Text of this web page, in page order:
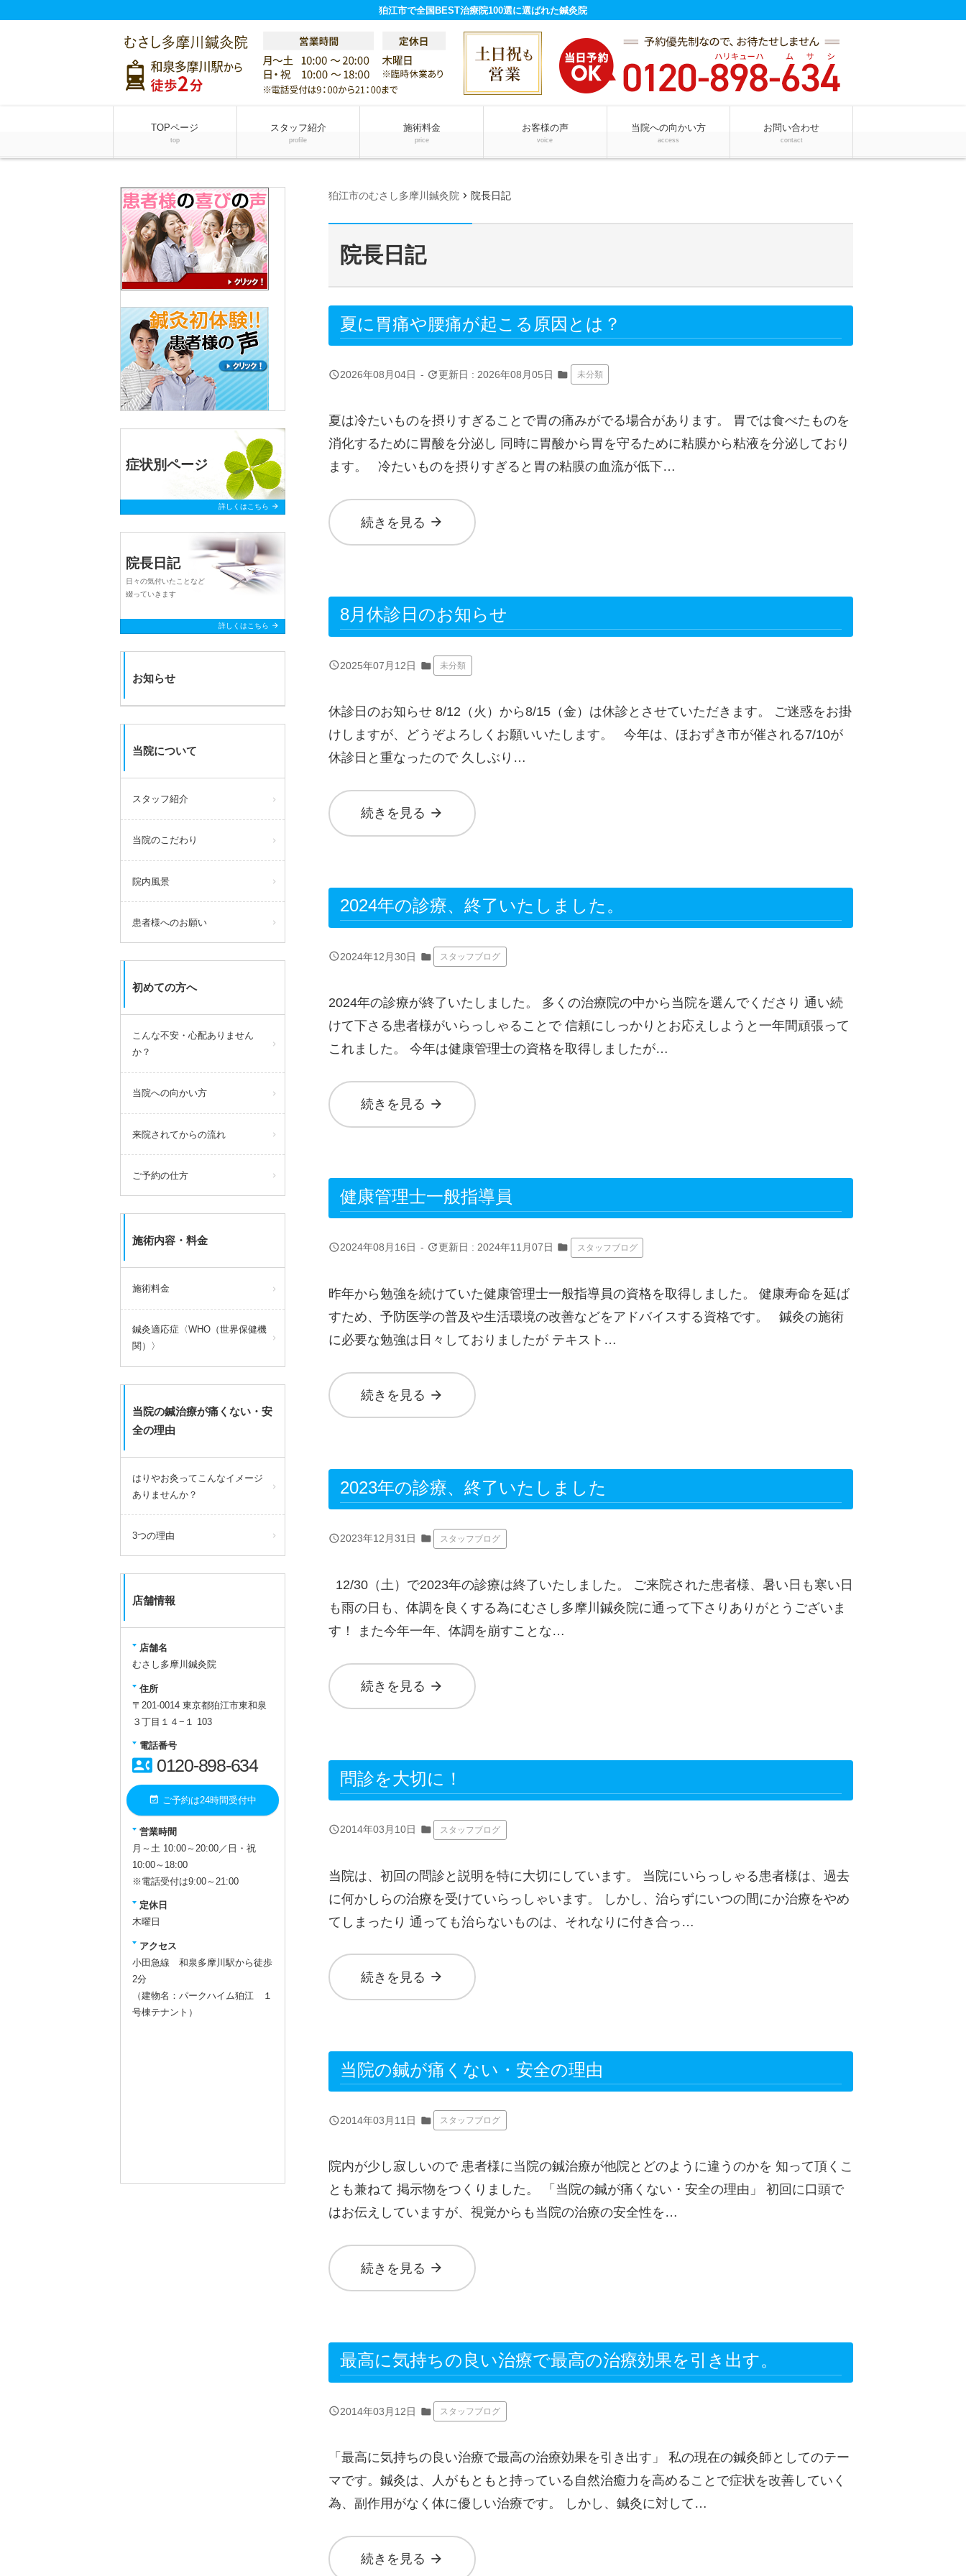
狛江市で全国BEST治療院100選に選ばれた鍼灸院
TOPページ
top
スタッフ紹介
profile
施術料金
price
お客様の声
voice
当院への向かい方
access
お問い合わせ
contact
狛江市のむさし多摩川鍼灸院 chevron_right 院長日記
院長日記
夏に胃痛や腰痛が起こる原因とは？
query_builder2026年08月04日 - update更新日 : 2026年08月05日 folder 未分類
夏は冷たいものを摂りすぎることで胃の痛みがでる場合があります。 胃では食べたものを
消化するために胃酸を分泌し 同時に胃酸から胃を守るために粘膜から粘液を分泌しており
ます。 冷たいものを摂りすぎると胃の粘膜の血流が低下…
続きを見る arrow_forward
8月休診日のお知らせ
query_builder2025年07月12日 folder 未分類
休診日のお知らせ 8/12（火）から8/15（金）は休診とさせていただきます。 ご迷惑をお掛
けしますが、どうぞよろしくお願いいたします。 今年は、ほおずき市が催される7/10が
休診日と重なったので 久しぶり…
続きを見る arrow_forward
2024年の診療、終了いたしました。
query_builder2024年12月30日 folder スタッフブログ
2024年の診療が終了いたしました。 多くの治療院の中から当院を選んでくださり 通い続
けて下さる患者様がいらっしゃることで 信頼にしっかりとお応えしようと一年間頑張って
これました。 今年は健康管理士の資格を取得しましたが…
続きを見る arrow_forward
健康管理士一般指導員
query_builder2024年08月16日 - update更新日 : 2024年11月07日 folder スタッフブログ
昨年から勉強を続けていた健康管理士一般指導員の資格を取得しました。 健康寿命を延ば
すため、予防医学の普及や生活環境の改善などをアドバイスする資格です。 鍼灸の施術
に必要な勉強は日々しておりましたが テキスト…
続きを見る arrow_forward
2023年の診療、終了いたしました
query_builder2023年12月31日 folder スタッフブログ
12/30（土）で2023年の診療は終了いたしました。 ご来院された患者様、暑い日も寒い日
も雨の日も、体調を良くする為にむさし多摩川鍼灸院に通って下さりありがとうございま
す！ また今年一年、体調を崩すことな…
続きを見る arrow_forward
問診を大切に！
query_builder2014年03月10日 folder スタッフブログ
当院は、初回の問診と説明を特に大切にしています。 当院にいらっしゃる患者様は、過去
に何かしらの治療を受けていらっしゃいます。 しかし、治らずにいつの間にか治療をやめ
てしまったり 通っても治らないものは、それなりに付き合っ…
続きを見る arrow_forward
当院の鍼が痛くない・安全の理由
query_builder2014年03月11日 folder スタッフブログ
院内が少し寂しいので 患者様に当院の鍼治療が他院とどのように違うのかを 知って頂くこ
とも兼ねて 掲示物をつくりました。 「当院の鍼が痛くない・安全の理由」 初回に口頭で
はお伝えしていますが、視覚からも当院の治療の安全性を…
続きを見る arrow_forward
最高に気持ちの良い治療で最高の治療効果を引き出す。
query_builder2014年03月12日 folder スタッフブログ
「最高に気持ちの良い治療で最高の治療効果を引き出す」 私の現在の鍼灸師としてのテー
マです。鍼灸は、人がもともと持っている自然治癒力を高めることで症状を改善していく
為、副作用がなく体に優しい治療です。 しかし、鍼灸に対して…
続きを見る arrow_forward
症状別ページ
詳しくはこちら arrow_forward
院長日記
日々の気付いたことなど
綴っていきます
詳しくはこちら arrow_forward
お知らせ
当院について
スタッフ紹介
当院のこだわり
院内風景
患者様へのお願い
初めての方へ
こんな不安・心配ありません
か？
当院への向かい方
来院されてからの流れ
ご予約の仕方
施術内容・料金
施術料金
鍼灸適応症〈WHO（世界保健機
関）〉
当院の鍼治療が痛くない・安
全の理由
はりやお灸ってこんなイメージ
ありませんか？
3つの理由
店舗情報
店舗名
むさし多摩川鍼灸院
住所
〒201-0014 東京都狛江市東和泉
３丁目１４−１ 103
電話番号
contact_phone 0120-898-634
event_available ご予約は24時間受付中
営業時間
月～土 10:00～20:00／日・祝
10:00～18:00
※電話受付は9:00～21:00
定休日
木曜日
アクセス
小田急線 和泉多摩川駅から徒歩
2分
（建物名：パークハイム狛江 １
号棟テナント）